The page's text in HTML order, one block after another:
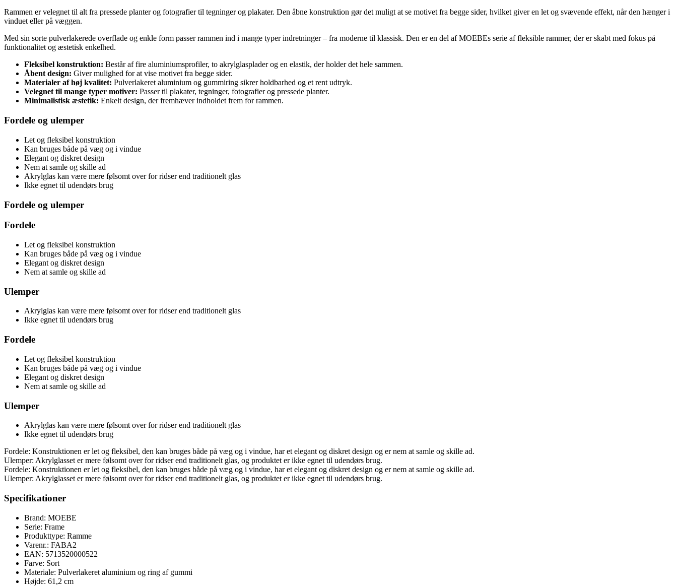
Rammen er velegnet til alt fra pressede planter og fotografier til tegninger og plakater. Den åbne konstruktion gør det muligt at se motivet fra begge sider, hvilket giver en let og svævende effekt, når den hænger i
vinduet eller på væggen.
Med sin sorte pulverlakerede overflade og enkle form passer rammen ind i mange typer indretninger – fra moderne til klassisk. Den er en del af MOEBEs serie af fleksible rammer, der er skabt med fokus på
funktionalitet og æstetisk enkelhed.
Fleksibel konstruktion: Består af fire aluminiumsprofiler, to akrylglasplader og en elastik, der holder det hele sammen.
Åbent design: Giver mulighed for at vise motivet fra begge sider.
Materialer af høj kvalitet: Pulverlakeret aluminium og gummiring sikrer holdbarhed og et rent udtryk.
Velegnet til mange typer motiver: Passer til plakater, tegninger, fotografier og pressede planter.
Minimalistisk æstetik: Enkelt design, der fremhæver indholdet frem for rammen.
Fordele og ulemper
Let og fleksibel konstruktion
Kan bruges både på væg og i vindue
Elegant og diskret design
Nem at samle og skille ad
Akrylglas kan være mere følsomt over for ridser end traditionelt glas
Ikke egnet til udendørs brug
Fordele og ulemper
Fordele
Let og fleksibel konstruktion
Kan bruges både på væg og i vindue
Elegant og diskret design
Nem at samle og skille ad
Ulemper
Akrylglas kan være mere følsomt over for ridser end traditionelt glas
Ikke egnet til udendørs brug
Fordele
Let og fleksibel konstruktion
Kan bruges både på væg og i vindue
Elegant og diskret design
Nem at samle og skille ad
Ulemper
Akrylglas kan være mere følsomt over for ridser end traditionelt glas
Ikke egnet til udendørs brug
Fordele: Konstruktionen er let og fleksibel, den kan bruges både på væg og i vindue, har et elegant og diskret design og er nem at samle og skille ad.
Ulemper: Akrylglasset er mere følsomt over for ridser end traditionelt glas, og produktet er ikke egnet til udendørs brug.
Fordele: Konstruktionen er let og fleksibel, den kan bruges både på væg og i vindue, har et elegant og diskret design og er nem at samle og skille ad.
Ulemper: Akrylglasset er mere følsomt over for ridser end traditionelt glas, og produktet er ikke egnet til udendørs brug.
Specifikationer
Brand: MOEBE
Serie: Frame
Produkttype: Ramme
Varenr.: FABA2
EAN: 5713520000522
Farve: Sort
Materiale: Pulverlakeret aluminium og ring af gummi
Højde: 61,2 cm